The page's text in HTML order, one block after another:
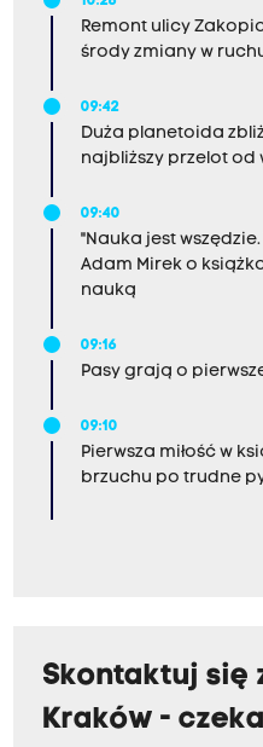
Remont ulicy
środy zmiany w
09:42
Duża planetoida
najbliższy przelot od
09:40
"Nauka jest
Adam Mirek o
nauką
09:16
Pasy grają o
09:10
Pierwsza miłość w
brzuchu po trudne
Skontaktuj się
Kraków -